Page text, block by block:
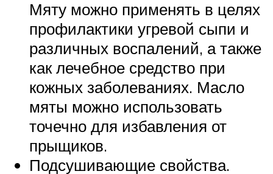
Мяту можно применять в целях
профилактики угревой сыпи и
различных воспалений, а также
как лечебное средство при
кожных заболеваниях. Масло
мяты можно использовать
точечно для избавления от
прыщиков.
Подсушивающие свойства.